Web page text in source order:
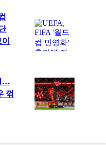
…
꺾